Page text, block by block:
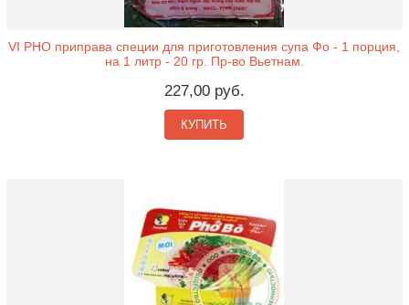
VI PHO приправа специи для приготовления супа Фо - 1 порция,
на 1 литр - 20 гр. Пр-во Вьетнам.
227,00 руб.
КУПИТЬ